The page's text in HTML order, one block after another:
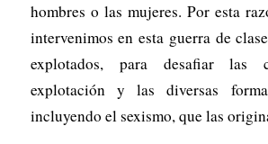
hombres o las mujeres. Por esta
intervenimos en esta guerra de
explotados, para desafiar las
explotación y las diversas
incluyendo el sexismo, que las